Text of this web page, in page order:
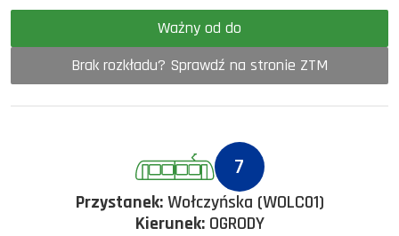
Ważny od do
Brak rozkładu? Sprawdź na stronie ZTM
7
Przystanek:Wołczyńska (WOLC01)
Kierunek:OGRODY